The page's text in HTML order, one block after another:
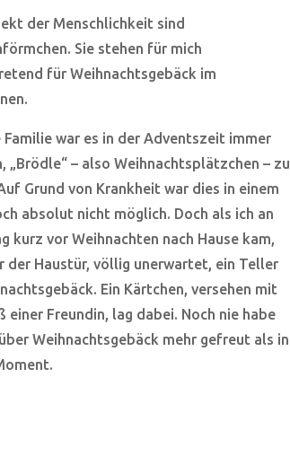
der Menschlichkeit sind
Sie stehen für mich
für Weihnachtsgebäck im
Familie war es in der Adventszeit immer
„Brödle“ – also Weihnachtsplätzchen – zu
Grund von Krankheit war dies in einem
absolut nicht möglich. Doch als ich an
kurz vor Weihnachten nach Hause kam,
der Haustür, völlig unerwartet, ein Teller
Ein Kärtchen, versehen mit
einer Freundin, lag dabei. Noch nie habe
Weihnachtsgebäck mehr gefreut als in